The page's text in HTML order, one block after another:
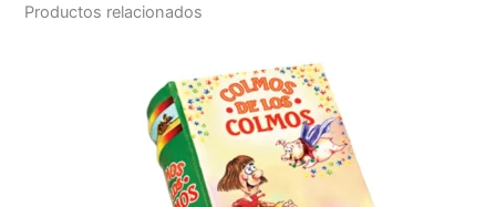
Productos relacionados